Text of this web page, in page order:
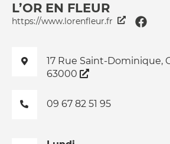
L’OR EN FLEUR
https://www.lorenfleur.fr
17 Rue Saint-Dominique,
63000
09 67 82 51 95